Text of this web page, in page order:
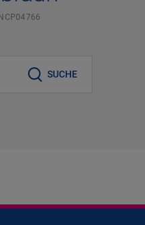
SUCHE